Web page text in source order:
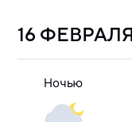
16 ФЕВРАЛЯ
Ночью